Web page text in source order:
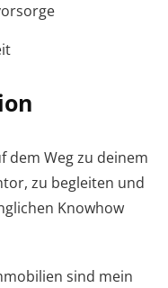
dem Weg zu deinem
zu begleiten und
Knowhow
sind mein